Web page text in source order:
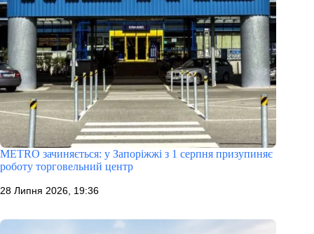
METRO зачиняється: у Запоріжжі з 1 серпня призупиняє
роботу торговельний центр
28 Липня 2026, 19:36